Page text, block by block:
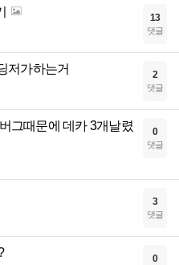
13
댓글
저가하는거 2
댓글
그때문에 데카 3개날렸
0
댓글
3
댓글
0